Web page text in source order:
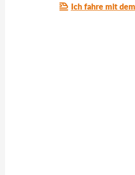
Ich fahre mit